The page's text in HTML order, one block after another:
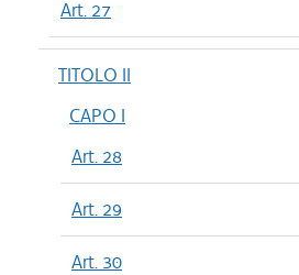
Art. 27
TITOLO II
CAPO I
Art. 28
Art. 29
Art. 30